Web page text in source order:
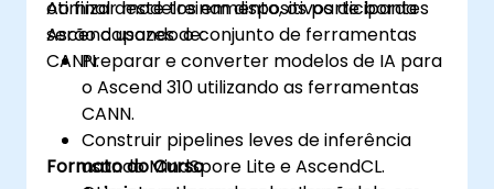
otimizar modelos em dispositivos de borda
Ascend usando o conjunto de ferramentas
CANN.
Ao final deste treinamento, os participantes
serão capazes de:
Preparar e converter modelos de IA para
o Ascend 310 utilizando as ferramentas
CANN.
Construir pipelines leves de inferência
usando MindSpore Lite e AscendCL.
Formato do Curso